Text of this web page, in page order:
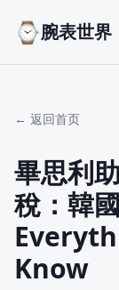
⌚腕表世界
← 返回首页
畢思利
稅：韓
Know